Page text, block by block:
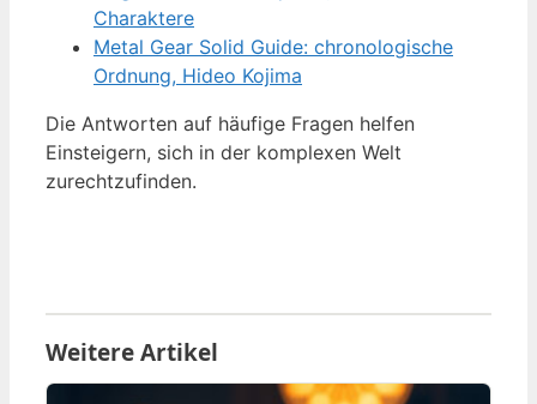
Charaktere
Metal Gear Solid Guide: chronologische
Ordnung, Hideo Kojima
Die Antworten auf häufige Fragen helfen
Einsteigern, sich in der komplexen Welt
zurechtzufinden.
Weitere Artikel